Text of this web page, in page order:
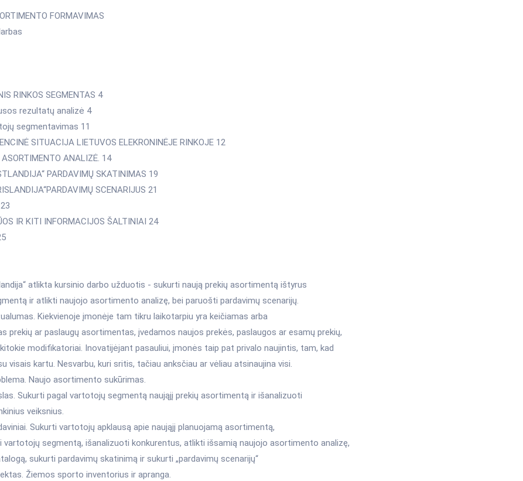
FORMAVIMAS
RINKOS SEGMENTAS 4
rezultatų analizė 4
segmentavimas 11
SITUACIJA LIETUVOS ELEKRONINĖJE RINKOJE 12
ANALIZĖ. 14
PARDAVIMŲ SKATINIMAS 19
SCENARIJUS 21
IR KITI INFORMACIJOS ŠALTINIAI 24
atlikta kursinio darbo užduotis - sukurti naują prekių asortimentą ištyrus
ir atlikti naujojo asortimento analizę, bei paruošti pardavimų scenarijų.
Kiekvienoje įmonėje tam tikru laikotarpiu yra keičiamas arba
prekių ar paslaugų asortimentas, įvedamos naujos prekės, paslaugos ar esamų prekių,
modifikatoriai. Inovatijėjant pasauliui, įmonės taip pat privalo naujintis, tam, kad
visais kartu. Nesvarbu, kuri sritis, tačiau anksčiau ar vėliau atsinaujina visi.
Naujo asortimento sukūrimas.
Sukurti pagal vartotojų segmentą naująjį prekių asortimentą ir išanalizuoti
veiksnius.
Sukurti vartotojų apklausą apie naująjį planuojamą asortimentą,
vartotojų segmentą, išanalizuoti konkurentus, atlikti išsamią naujojo asortimento analizę,
sukurti pardavimų skatinimą ir sukurti „pardavimų scenarijų“
Žiemos sporto inventorius ir apranga.